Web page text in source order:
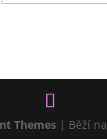
Themes| Běží na